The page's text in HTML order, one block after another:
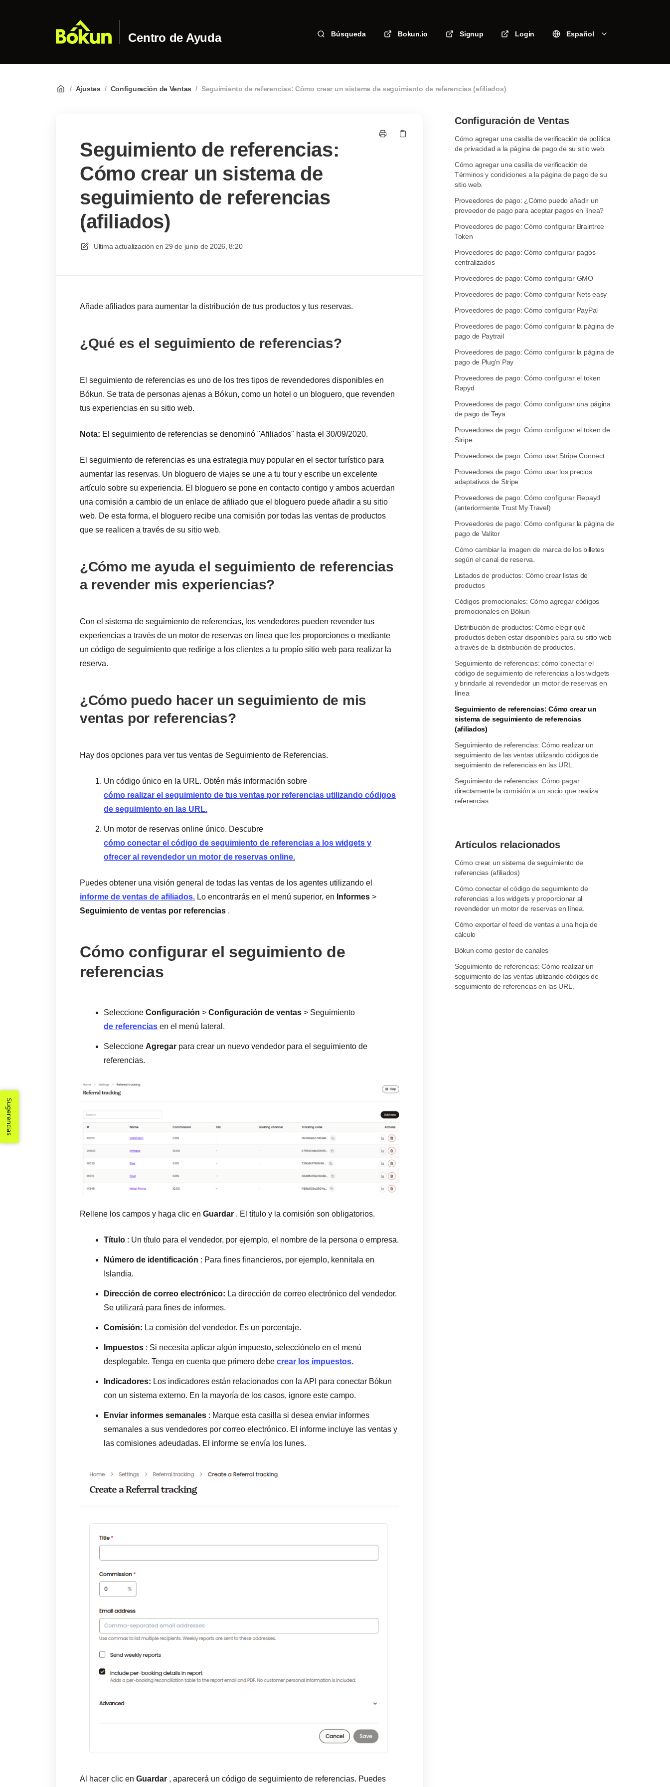
Centro de Ayuda Búsqueda Bokun.io Signup Login Español
/ Ajustes / Configuración de Ventas / Seguimiento de referencias: Cómo crear un sistema de seguimiento de referencias (afiliados)
Seguimiento de referencias:
Cómo crear un sistema de
seguimiento de referencias
(afiliados)
Ultima actualización en 29 de junio de 2026, 8:20
Añade afiliados para aumentar la distribución de tus productos y tus reservas.
¿Qué es el seguimiento de referencias?
El seguimiento de referencias es uno de los tres tipos de revendedores disponibles en
Bókun. Se trata de personas ajenas a Bókun, como un hotel o un bloguero, que revenden
tus experiencias en su sitio web.
Nota: El seguimiento de referencias se denominó "Afiliados" hasta el 30/09/2020.
El seguimiento de referencias es una estrategia muy popular en el sector turístico para
aumentar las reservas. Un bloguero de viajes se une a tu tour y escribe un excelente
artículo sobre su experiencia. El bloguero se pone en contacto contigo y ambos acuerdan
una comisión a cambio de un enlace de afiliado que el bloguero puede añadir a su sitio
web. De esta forma, el bloguero recibe una comisión por todas las ventas de productos
que se realicen a través de su sitio web.
¿Cómo me ayuda el seguimiento de referencias
a revender mis experiencias?
Con el sistema de seguimiento de referencias, los vendedores pueden revender tus
experiencias a través de un motor de reservas en línea que les proporciones o mediante
un código de seguimiento que redirige a los clientes a tu propio sitio web para realizar la
reserva.
¿Cómo puedo hacer un seguimiento de mis
ventas por referencias?
Hay dos opciones para ver tus ventas de Seguimiento de Referencias.
Un código único en la URL. Obtén más información sobre
cómo realizar el seguimiento de tus ventas por referencias utilizando códigos
de seguimiento en las URL.
Un motor de reservas online único. Descubre
cómo conectar el código de seguimiento de referencias a los widgets y
ofrecer al revendedor un motor de reservas online.
Puedes obtener una visión general de todas las ventas de los agentes utilizando el
informe de ventas de afiliados. Lo encontrarás en el menú superior, en Informes >
Seguimiento de ventas por referencias .
Cómo configurar el seguimiento de
referencias
Seleccione Configuración > Configuración de ventas > Seguimiento
de referencias en el menú lateral.
Seleccione Agregar para crear un nuevo vendedor para el seguimiento de
referencias.
Rellene los campos y haga clic en Guardar . El título y la comisión son obligatorios.
Título : Un título para el vendedor, por ejemplo, el nombre de la persona o empresa.
Número de identificación : Para fines financieros, por ejemplo, kennitala en
Islandia.
Dirección de correo electrónico: La dirección de correo electrónico del vendedor.
Se utilizará para fines de informes.
Comisión: La comisión del vendedor. Es un porcentaje.
Impuestos : Si necesita aplicar algún impuesto, selecciónelo en el menú
desplegable. Tenga en cuenta que primero debe crear los impuestos.
Indicadores: Los indicadores están relacionados con la API para conectar Bókun
con un sistema externo. En la mayoría de los casos, ignore este campo.
Enviar informes semanales : Marque esta casilla si desea enviar informes
semanales a sus vendedores por correo electrónico. El informe incluye las ventas y
las comisiones adeudadas. El informe se envía los lunes.
Al hacer clic en Guardar , aparecerá un código de seguimiento de referencias. Puedes
Configuración de Ventas
Cómo agregar una casilla de verificación de política
de privacidad a la página de pago de su sitio web.
Cómo agregar una casilla de verificación de
Términos y condiciones a la página de pago de su
sitio web.
Proveedores de pago: ¿Cómo puedo añadir un
proveedor de pago para aceptar pagos en línea?
Proveedores de pago: Cómo configurar Braintree
Token
Proveedores de pago: Cómo configurar pagos
centralizados
Proveedores de pago: Cómo configurar GMO
Proveedores de pago: Cómo configurar Nets easy
Proveedores de pago: Cómo configurar PayPal
Proveedores de pago: Cómo configurar la página de
pago de Paytrail
Proveedores de pago: Cómo configurar la página de
pago de Plug'n Pay
Proveedores de pago: Cómo configurar el token
Rapyd
Proveedores de pago: Cómo configurar una página
de pago de Teya
Proveedores de pago: Cómo configurar el token de
Stripe
Proveedores de pago: Cómo usar Stripe Connect
Proveedores de pago: Cómo usar los precios
adaptativos de Stripe
Proveedores de pago: Cómo configurar Repayd
(anteriormente Trust My Travel)
Proveedores de pago: Cómo configurar la página de
pago de Valitor
Cómo cambiar la imagen de marca de los billetes
según el canal de reserva.
Listados de productos: Cómo crear listas de
productos
Códigos promocionales: Cómo agregar códigos
promocionales en Bókun
Distribución de productos: Cómo elegir qué
productos deben estar disponibles para su sitio web
a través de la distribución de productos.
Seguimiento de referencias: cómo conectar el
código de seguimiento de referencias a los widgets
y brindarle al revendedor un motor de reservas en
línea
Seguimiento de referencias: Cómo crear un
sistema de seguimiento de referencias
(afiliados)
Seguimiento de referencias: Cómo realizar un
seguimiento de las ventas utilizando códigos de
seguimiento de referencias en las URL.
Seguimiento de referencias: Cómo pagar
directamente la comisión a un socio que realiza
referencias
Artículos relacionados
Cómo crear un sistema de seguimiento de
referencias (afiliados)
Cómo conectar el código de seguimiento de
referencias a los widgets y proporcionar al
revendedor un motor de reservas en línea.
Cómo exportar el feed de ventas a una hoja de
cálculo
Bókun como gestor de canales
Seguimiento de referencias: Cómo realizar un
seguimiento de las ventas utilizando códigos de
seguimiento de referencias en las URL.
Sugerencias